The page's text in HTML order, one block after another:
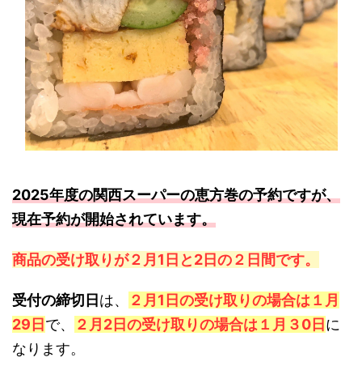
2025年度の関西スーパーの恵方巻の予約ですが、
現在予約が開始されています。
商品の受け取りが２月1日と2日の２日間です。
受付の締切日 は、
２月1日の受け取りの場合は１月
29日 で、 ２月2日の受け取りの場合は１月３0日 に
なります。